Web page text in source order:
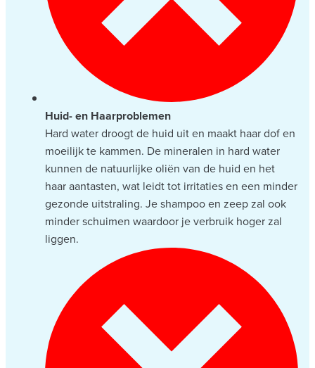
Huid- en Haarproblemen
Hard water droogt de huid uit en maakt haar dof en
moeilijk te kammen. De mineralen in hard water
kunnen de natuurlijke oliën van de huid en het
haar aantasten, wat leidt tot irritaties en een minder
gezonde uitstraling. Je shampoo en zeep zal ook
minder schuimen waardoor je verbruik hoger zal
liggen.